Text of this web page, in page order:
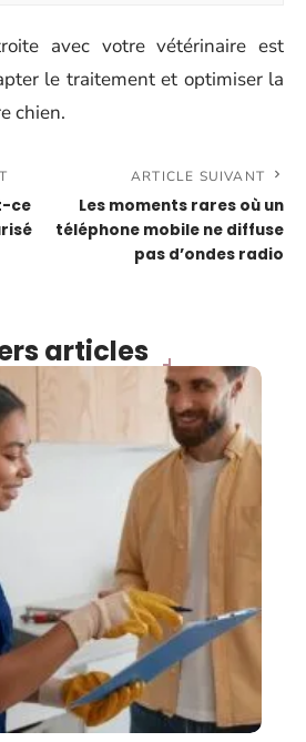
avec votre vétérinaire est
le traitement et optimiser la
chien.
ce
ARTICLE SUIVANT
Les moments rares où un
téléphone mobile ne diffuse
pas d’ondes radio
articles